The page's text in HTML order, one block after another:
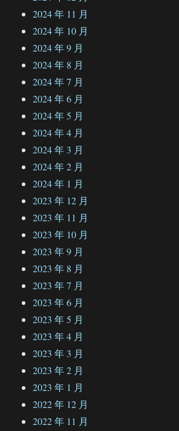
2024 年 11 月
2024 年 10 月
2024 年 9 月
2024 年 8 月
2024 年 7 月
2024 年 6 月
2024 年 5 月
2024 年 4 月
2024 年 3 月
2024 年 2 月
2024 年 1 月
2023 年 12 月
2023 年 11 月
2023 年 10 月
2023 年 9 月
2023 年 8 月
2023 年 7 月
2023 年 6 月
2023 年 5 月
2023 年 4 月
2023 年 3 月
2023 年 2 月
2023 年 1 月
2022 年 12 月
2022 年 11 月